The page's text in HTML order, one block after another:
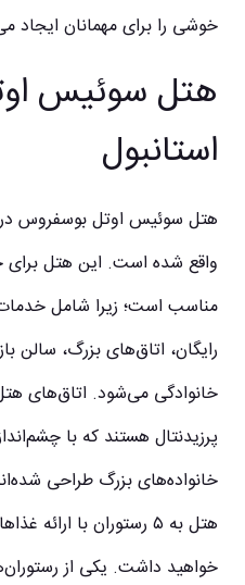
خوشی را برای مهمانان ایجاد
هتل سوئیس
استانبول
هتل سوئیس اوتل بوسفروس در
واقع شده است. این هتل برای
مناسب است؛ زیرا شامل
رایگان، اتاق‌های بزرگ، سالن
خانوادگی می‌شود. اتاق‌های
پرزیدنتال هستند که با
خانواده‌های بزرگ طراحی
هتل به ۵ رستوران با
خواهید داشت. یکی از